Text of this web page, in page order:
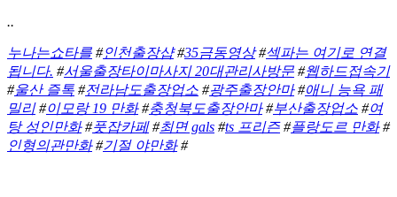
..
누나는쇼타를 #인천출장샵#35금동영상#섹파는 여기로 연결
됩니다. #서울출장타이마사지 20대관리사방문 #웹하드접속기
#울산 즐톡 #전라남도출장업소 #광주출장안마#애니 능욕 패
밀리#이모랑 19 만화#충청북도출장안마#부산출장업소 #여
탕 성인만화#풋잡카페#최면 gals #ts 프리즌#플랑도르 만화#
인형의관만화#기절 야만화#